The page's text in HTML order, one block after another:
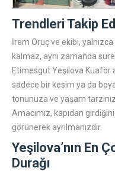
Trendleri Takip
İrem Oruç ve ekibi,
kalmaz, aynı zamanda
Etimesgut Yeşilova Kuaför
sadece bir kesim ya da
tonunuza ve yaşam
Amacımız, kapıdan
görünerek ayrılmanızdır.
Yeşilova’nın En
Durağı